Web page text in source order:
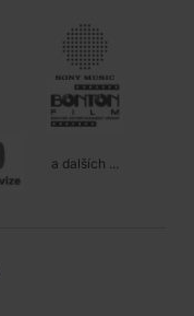
a dalších ...